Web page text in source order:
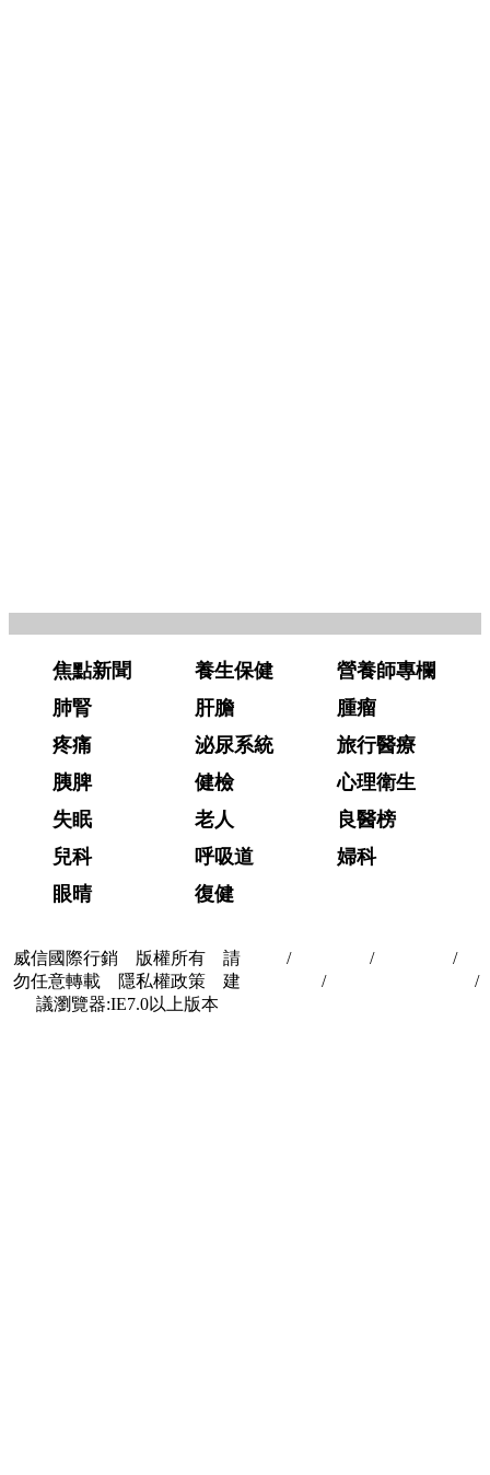
焦點新聞 養生保健
營養師專欄
肺腎
肝膽
腫瘤
疼痛
泌尿系統
旅行醫療
胰脾
健檢
心理衛生
失眠
老人
良醫榜
兒科
呼吸道
婦科
眼晴
復健
威信國際行銷 版權所有 請
勿任意轉載 隱私權政策 建
議瀏覽器:IE7.0以上版本
/ / /
/
/